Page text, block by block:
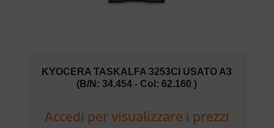
KYOCERA TASKALFA 3253CI USATO A3
(B/N: 34.454 - Col: 62.160 )
Accedi per visualizzare i prezzi